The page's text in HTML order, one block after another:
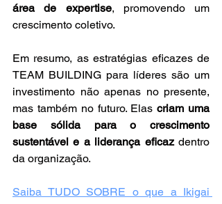
área de expertise, promovendo um
crescimento coletivo.
Em resumo, as estratégias eficazes de
TEAM BUILDING para líderes são um
investimento não apenas no presente,
mas também no futuro. Elas criam uma
base sólida para o crescimento
sustentável e a liderança eficaz dentro
da organização.
Saiba TUDO SOBRE o que a Ikigai